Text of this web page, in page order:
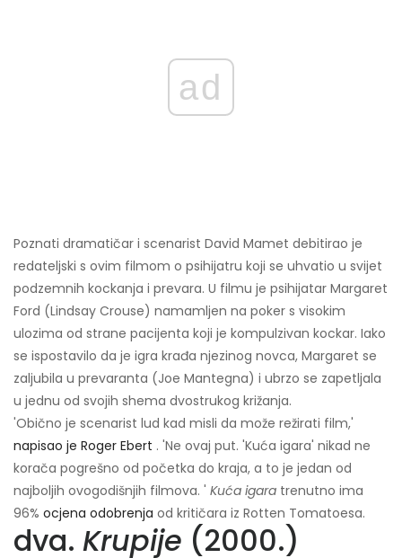
ad
Poznati dramatičar i scenarist David Mamet debitirao je
redateljski s ovim filmom o psihijatru koji se uhvatio u svijet
podzemnih kockanja i prevara. U filmu je psihijatar Margaret
Ford (Lindsay Crouse) namamljen na poker s visokim
ulozima od strane pacijenta koji je kompulzivan kockar. Iako
se ispostavilo da je igra krađa njezinog novca, Margaret se
zaljubila u prevaranta (Joe Mantegna) i ubrzo se zapetljala
u jednu od svojih shema dvostrukog križanja.
'Obično je scenarist lud kad misli da može režirati film,'
napisao je Roger Ebert . 'Ne ovaj put. 'Kuća igara' nikad ne
korača pogrešno od početka do kraja, a to je jedan od
najboljih ovogodišnjih filmova. ' Kuća igara trenutno ima
96% ocjena odobrenja od kritičara iz Rotten Tomatoesa.
dva. Krupije (2000.)